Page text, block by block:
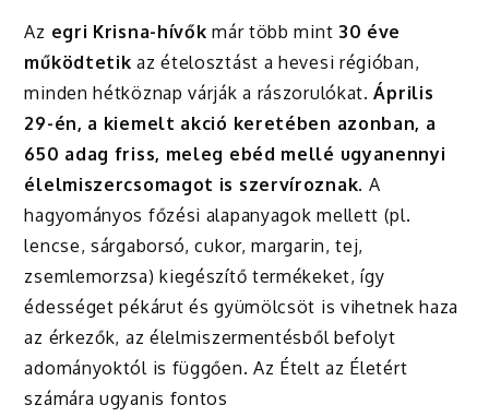
Az egri Krisna-hívők már több mint 30 éve
működtetik az ételosztást a hevesi régióban,
minden hétköznap várják a rászorulókat.Április
29-én, a kiemelt akció keretében azonban, a
650 adag friss, meleg ebéd mellé ugyanennyi
élelmiszercsomagot is szervíroznak. A
hagyományos főzési alapanyagok mellett (pl.
lencse, sárgaborsó, cukor, margarin, tej,
zsemlemorzsa) kiegészítő termékeket, így
édességet pékárut és gyümölcsöt is vihetnek haza
az érkezők, az élelmiszermentésből befolyt
adományoktól is függően. Az Ételt az Életért
számára ugyanis fontos